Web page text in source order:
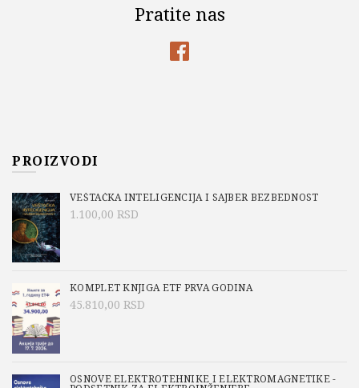
Pratite nas
PROIZVODI
VEŠTAČKA INTELIGENCIJA I SAJBER BEZBEDNOST
1.100,00 RSD
KOMPLET KNJIGA ETF PRVA GODINA
45.810,00 RSD
OSNOVE ELEKTROTEHNIKE I ELEKTROMAGNETIKE -